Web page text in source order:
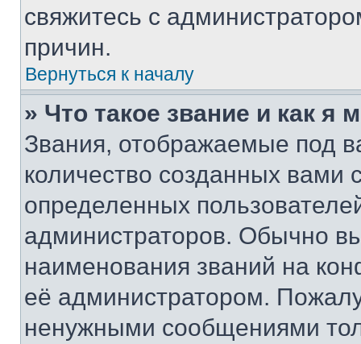
свяжитесь с
причин.
Вернуться к началу
» Что такое звание и как я
Звания, отображаемые под
количество созданных
определенных
администраторов. Обычно
наименования званий на
её администратором.
ненужными сообщениями